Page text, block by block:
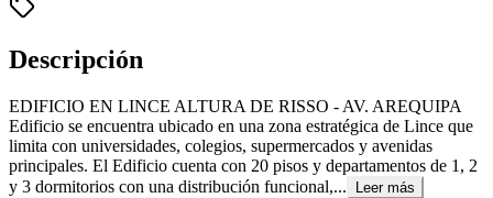
Descripción
EDIFICIO EN LINCE ALTURA DE RISSO - AV. AREQUIPA
Edificio se encuentra ubicado en una zona estratégica de Lince que
limita con universidades, colegios, supermercados y avenidas
principales. El Edificio cuenta con 20 pisos y departamentos de 1, 2
y 3 dormitorios con una distribución funcional,...
Leer más